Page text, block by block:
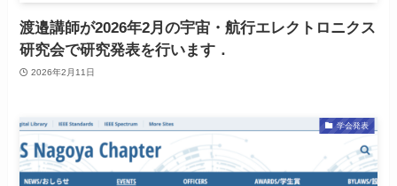
渡邉講師が2026年2月の宇宙・航行エレクトロニクス
研究会で研究発表を行います．
2026年2月11日
学会発表